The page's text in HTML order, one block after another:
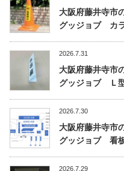
大阪府藤井寺市
グッジョブ カ
2026.7.31
大阪府藤井寺市
グッジョブ Ｌ
2026.7.30
大阪府藤井寺市
グッジョブ 看
2026.7.29